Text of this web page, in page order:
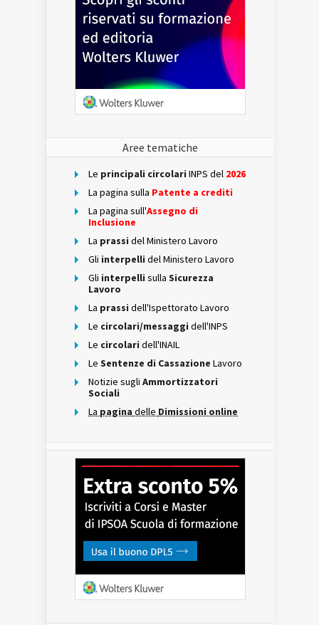
Aree tematiche
Le principali circolari INPS del 2026
La pagina sulla Patente a crediti
La pagina sull'Assegno di
Inclusione
La prassi del Ministero Lavoro
Gli interpelli del Ministero Lavoro
Gli interpelli sulla Sicurezza
Lavoro
La prassi dell'Ispettorato Lavoro
Le circolari/messaggi dell'INPS
Le circolari dell'INAIL
Le Sentenze di Cassazione Lavoro
Notizie sugli Ammortizzatori
Sociali
La pagina delle Dimissioni online